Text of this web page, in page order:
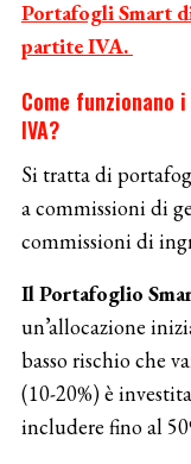
Portafogli Smart
partite IVA.
Come
IVA?
Si tratta di
a commissioni di
commissioni di
Il Portafoglio
un’allocazione
basso rischio che
(10-20%) è
includere fino al